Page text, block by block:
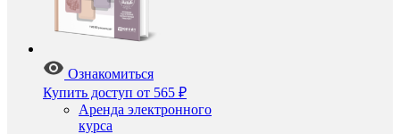
Ознакомиться
Купить доступ от 565 ₽
Аренда электронного
курса